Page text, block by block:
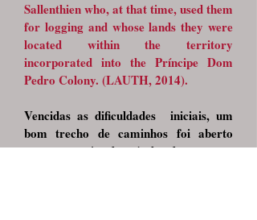
Sallenthien who, at that time, used them
for logging and whose lands they were
located within the territory
incorporated into the Príncipe Dom
Pedro Colony. (LAUTH, 2014).
Vencidas as dificuldades iniciais, um
bom trecho de caminhos foi aberto
para o trânsito de veículos de tração, e